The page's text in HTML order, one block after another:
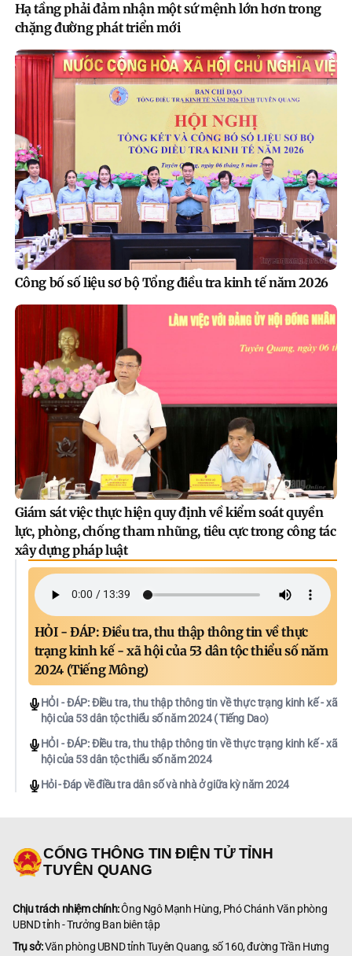
Hạ tầng phải đảm nhận một sứ mệnh lớn hơn trong
chặng đường phát triển mới
Công bố số liệu sơ bộ Tổng điều tra kinh tế năm 2026
Giám sát việc thực hiện quy định về kiểm soát quyền
lực, phòng, chống tham nhũng, tiêu cực trong công tác
xây dựng pháp luật
HỎI - ĐÁP: Điều tra, thu thập thông tin về thực
trạng kinh kế - xã hội của 53 dân tộc thiểu số năm
2024 (Tiếng Mông)
HỎI - ĐÁP: Điều tra, thu thập thông tin về thực trạng kinh kế - xã
hội của 53 dân tộc thiểu số năm 2024 ( Tiếng Dao)
HỎI - ĐÁP: Điều tra, thu thập thông tin về thực trạng kinh kế - xã
hội của 53 dân tộc thiểu số năm 2024
Hỏi - Đáp về điều tra dân số và nhà ở giữa kỳ năm 2024
CỔNG THÔNG TIN ĐIỆN TỬ TỈNH
TUYÊN QUANG
Chịu trách nhiệm chính:Ông Ngô Mạnh Hùng, Phó Chánh Văn phòng
UBND tỉnh - Trưởng Ban biên tập
Trụ sở:Văn phòng UBND tỉnh Tuyên Quang, số 160, đường Trần Hưng